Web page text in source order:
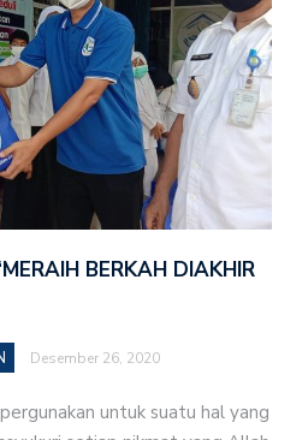
BERKAH DIAKHIR
Desember 26, 2020
untuk suatu hal yang